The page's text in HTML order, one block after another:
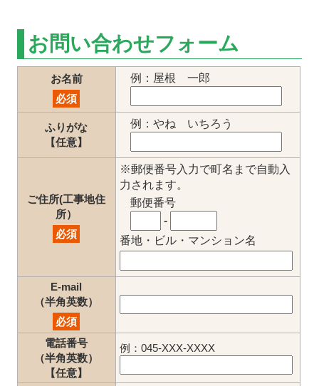
お問い合わせフォーム
お名前
必須
例：屋根 一郎
ふりがな
【任意】
例：やね いちろう
ご住所(工事地住
所）
必須
※郵便番号入力で町名まで自動入
力されます。
郵便番号
-
番地・ビル・マンション名
E-mail
（半角英数）
必須
電話番号
（半角英数）
【任意】
例：045-XXX-XXXX